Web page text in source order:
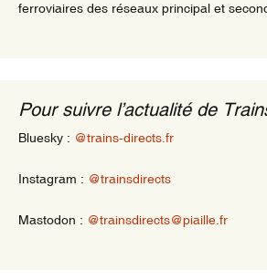
ferroviaires des réseaux principal et
Pour suivre l’actualité de
Bluesky : @trains-directs.fr
Instagram : @trainsdirects
Mastodon : @trainsdirects@piaille.fr